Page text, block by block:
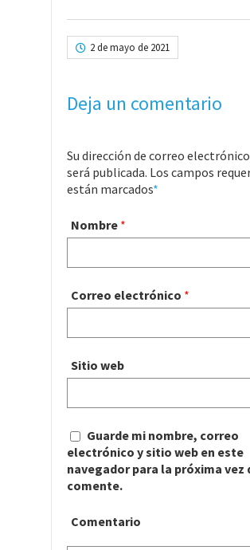
2 de mayo de 2021
Deja un comentario
Su dirección de correo
será publicada. Los campos
están marcados*
Nombre *
Correo electrónico *
Sitio web
Guarde mi nombre, correo
electrónico y sitio web en este
navegador para la próxima vez
comente.
Comentario